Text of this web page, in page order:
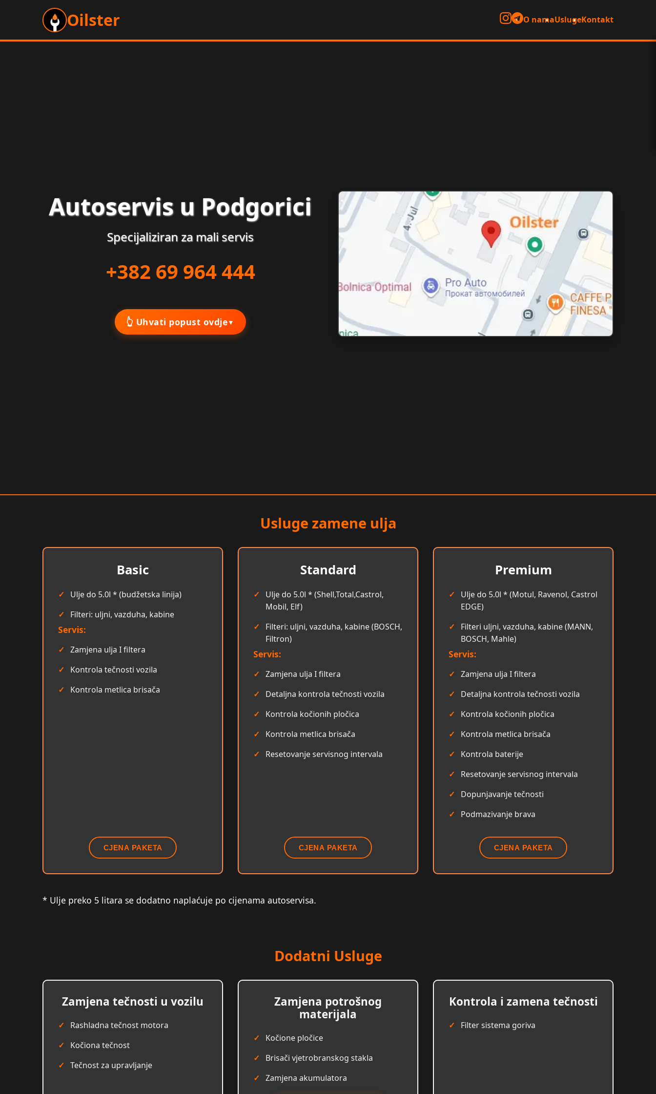
Oilster O namaUslugeKontakt
Autoservis u Podgorici
Specijaliziran za mali servis
+382 69 964 444
👆 Uhvati popust ovdje▼
Usluge zamene ulja
Basic
Ulje do 5.0l * (budžetska linija)
Filteri: uljni, vazduha, kabine
Servis:
Zamjena ulja I filtera
Kontrola tečnosti vozila
Kontrola metlica brisača
CJENA PAKETA
Standard
Ulje do 5.0l * (Shell,Total,Castrol,
Mobil, Elf)
Filteri: uljni, vazduha, kabine (BOSCH,
Filtron)
Servis:
Zamjena ulja I filtera
Detaljna kontrola tečnosti vozila
Kontrola kočionih pločica
Kontrola metlica brisača
Resetovanje servisnog intervala
CJENA PAKETA
Premium
Ulje do 5.0l * (Motul, Ravenol, Castrol
EDGE)
Filteri uljni, vazduha, kabine (MANN,
BOSCH, Mahle)
Servis:
Zamjena ulja I filtera
Detaljna kontrola tečnosti vozila
Kontrola kočionih pločica
Kontrola metlica brisača
Kontrola baterije
Resetovanje servisnog intervala
Dopunjavanje tečnosti
Podmazivanje brava
CJENA PAKETA
* Ulje preko 5 litara se dodatno naplaćuje po cijenama autoservisa.
Dodatni Usluge
Zamjena tečnosti u vozilu
Rashladna tečnost motora
Kočiona tečnost
Tečnost za upravljanje
Zamjena potrošnog
materijala
Kočione pločice
Brisači vjetrobranskog stakla
Zamjena akumulatora
Kontrola i zamena tečnosti
Filter sistema goriva